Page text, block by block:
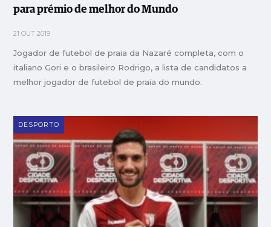
para prémio de melhor do Mundo
21 OUT 2019
Jogador de futebol de praia da Nazaré completa, com o
italiano Gori e o brasileiro Rodrigo, a lista de candidatos a
melhor jogador de futebol de praia do mundo.
DESPORTO